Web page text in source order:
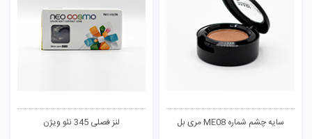
سایه چشم شماره ME08 مری بل لنز فصلی 345 نئو ویژن